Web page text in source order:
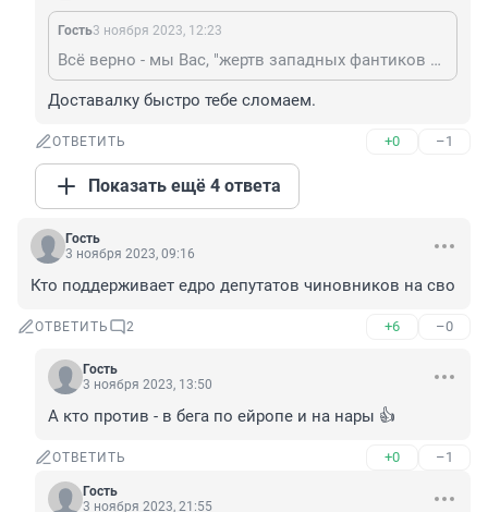
Гость3 ноября 2023, 12:23
Всё верно - мы Вас, "жертв западных фантиков и свобод" всех достанем! 👍👍👍🔥🔥
Доставалку быстро тебе сломаем.
ОТВЕТИТЬ +0 –1
Показать ещё 4 ответа
Гость
3 ноября 2023, 09:16
Кто поддерживает едро депутатов чиновников на сво
ОТВЕТИТЬ 2 +6 –0
Гость
3 ноября 2023, 13:50
А кто против - в бега по ейропе и на нары 👍
ОТВЕТИТЬ +0 –1
Гость
3 ноября 2023, 21:55